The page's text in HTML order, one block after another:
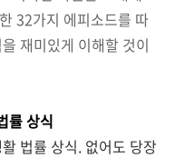
32가지 에피소드를 따
재미있게 이해할 것이
률 상식
법률 상식. 없어도 당장